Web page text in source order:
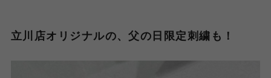
立川店オリジナルの、父の日限定刺繍も！